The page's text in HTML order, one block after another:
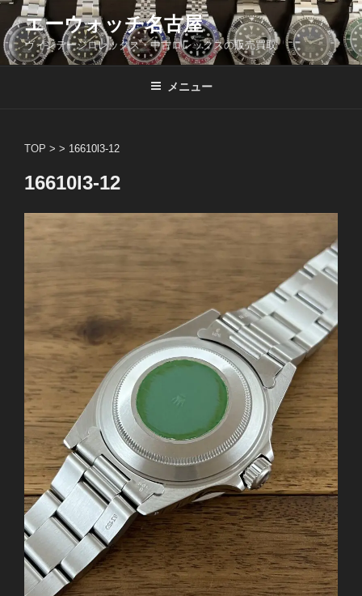
コ
ン
テ
ン
エーウォッチ名古屋
ヴィンテージロレックス・中古ロレックスの販売買取
メニュー
TOP > > 16610l3-12
16610l3-12